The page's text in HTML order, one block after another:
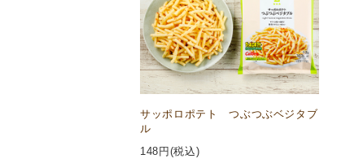
サッポロポテト つぶつぶベジタブ
ル
148 円(税込)